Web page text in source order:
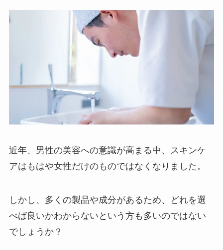
近年、男性の美容への意識が高まる中、スキンケ
アはもはや女性だけのものではなくなりました。
しかし、多くの製品や成分があるため、どれを選
べば良いかわからないという方も多いのではない
でしょうか？